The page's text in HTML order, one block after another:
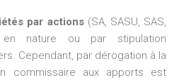
par actions(SA, SASU, SAS,
nature ou par stipulation
Cependant, par dérogation à la
commissaire aux apports est